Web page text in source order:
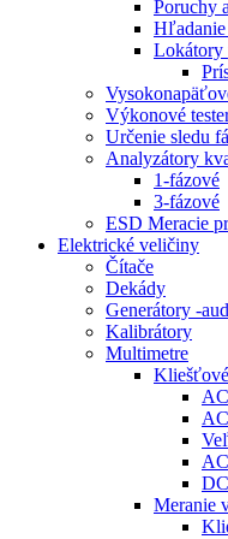
Poruchy
Hľadanie
Lokátory
Výkonové
Určenie sledu
Analyzátory
1-fázové
3-fázové
ESD Meracie
Elektrické veličiny
Čítače
Dekády
Generátory -
Kalibrátory
Multimetre
Meranie